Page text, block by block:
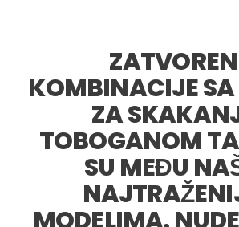
KOMBINACIJE
ZA
TOBOGANOM
SU MEĐU